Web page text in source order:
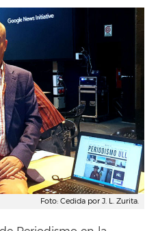
Foto: Cedida por J. L. Zurita.